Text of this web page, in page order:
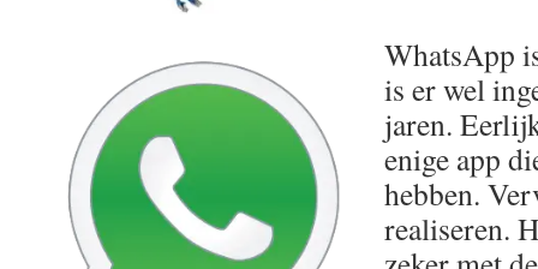
WhatsApp
is er wel
jaren.
enige app
hebben.
realiseren.